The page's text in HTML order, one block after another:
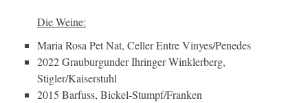
Die Weine:
Maria Rosa Pet Nat, Celler Entre Vinyes/Penedes
2022 Grauburgunder Ihringer Winklerberg,
Stigler/Kaiserstuhl
2015 Barfuss, Bickel-Stumpf/Franken